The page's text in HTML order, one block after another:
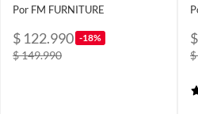
Por FM FURNITURE
$ 122.990 -18%
$ 149.990